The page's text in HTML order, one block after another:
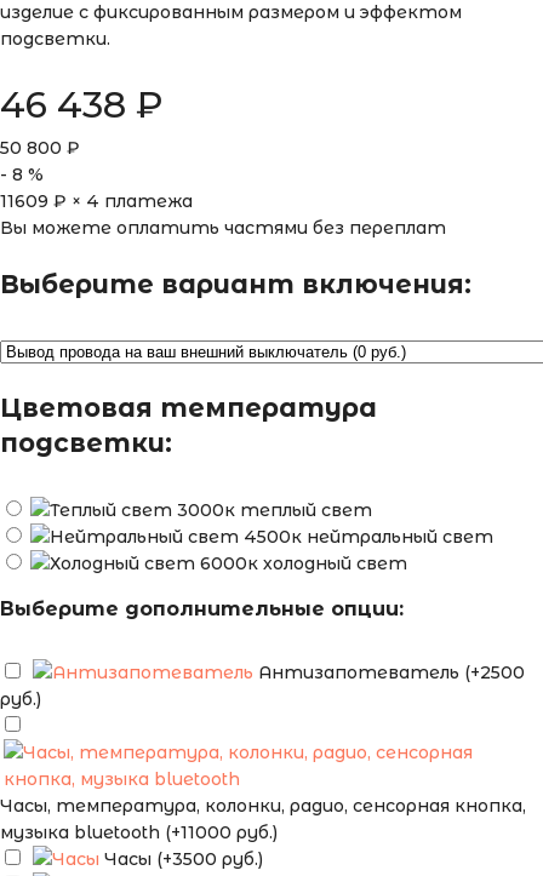
изделие с фиксированным размером и эффектом
подсветки.
46 438 ₽
50 800 ₽
- 8 %
11609 ₽ × 4 платежа
Вы можете оплатить частями без переплат
Выберите вариант включения:
Цветовая температура
подсветки:
теплый свет
нейтральный свет
холодный свет
Выберите дополнительные опции:
Антизапотеватель (+2500
руб.)
Часы, температура, колонки, радио, сенсорная кнопка,
музыка bluetooth (+11000 руб.)
Часы (+3500 руб.)